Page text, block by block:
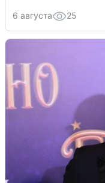
6 августа 25